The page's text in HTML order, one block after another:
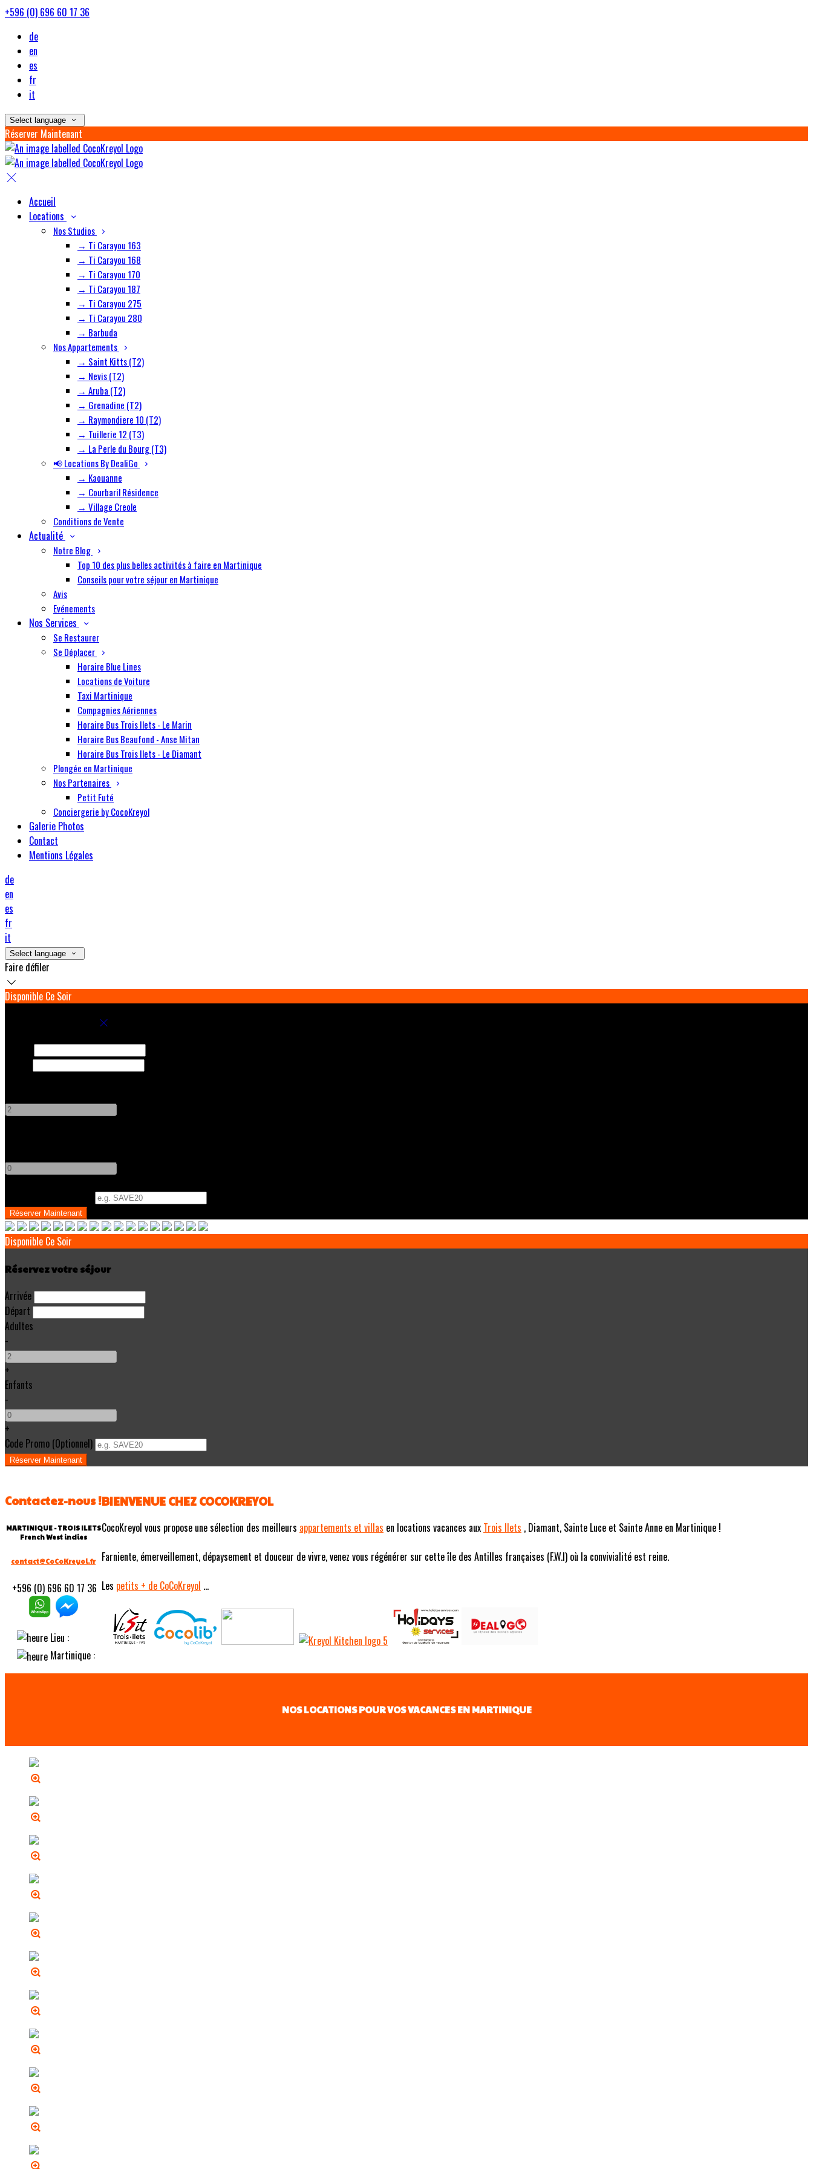
+596 (0) 696 60 17 36
de
en
es
fr
it
Select language
Réserver Maintenant
Accueil
Locations
Nos Studios
→ Ti Carayou 163
→ Ti Carayou 168
→ Ti Carayou 170
→ Ti Carayou 187
→ Ti Carayou 275
→ Ti Carayou 280
→ Barbuda
Nos Appartements
→ Saint Kitts (T2)
→ Nevis (T2)
→ Aruba (T2)
→ Grenadine (T2)
→ Raymondiere 10 (T2)
→ Tuillerie 12 (T3)
→ La Perle du Bourg (T3)
📢 Locations By DealiGo
→ Kaouanne
→ Courbaril Résidence
→ Village Creole
Conditions de Vente
Actualité
Notre Blog
Top 10 des plus belles activités à faire en Martinique
Conseils pour votre séjour en Martinique
Avis
Evénements
Nos Services
Se Restaurer
Se Déplacer
Horaire Blue Lines
Locations de Voiture
Taxi Martinique
Compagnies Aériennes
Horaire Bus Trois Ilets - Le Marin
Horaire Bus Beaufond - Anse Mitan
Horaire Bus Trois Ilets - Le Diamant
Plongée en Martinique
Nos Partenaires
Petit Futé
Conciergerie by CocoKreyol
Galerie Photos
Contact
Mentions Légales
de
en
es
fr
it
Select language
Faire défiler
Disponible Ce Soir
Disponible Ce Soir
Réservez votre séjour
Arrivée
Départ
Adultes
-
+
Enfants
-
+
Code Promo (Optionnel)
Contactez-nous !
MARTINIQUE - TROIS ILETS
French West indies
contact@CoCoKreyol.fr
+596 (0) 696 60 17 36
Lieu :
Martinique :
BIENVENUE CHEZ COCOKREYOL
CocoKreyol vous propose une sélection des meilleurs appartements et villas en locations vacances aux Trois Ilets , Diamant, Sainte Luce et Sainte Anne en Martinique !
Farniente, émerveillement, dépaysement et douceur de vivre, venez vous régénérer sur cette île des Antilles françaises (F.W.I) où la convivialité est reine.
Les petits + de CoCoKreyol ...
NOS LOCATIONS POUR VOS VACANCES EN MARTINIQUE